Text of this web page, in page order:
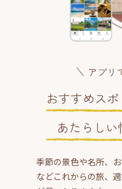
アプリ
おすすめス
あたらし
季節の景色や名所、
などこれからの旅、